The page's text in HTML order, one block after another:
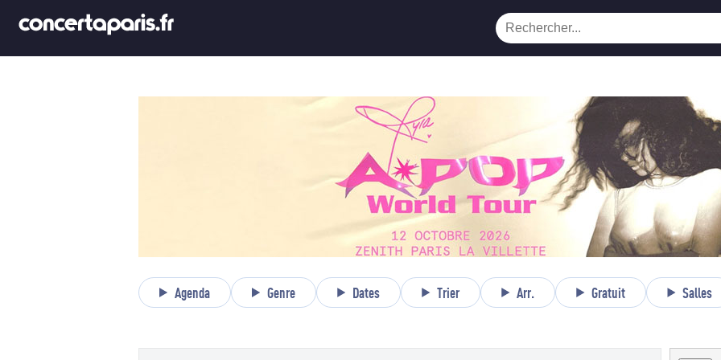
Agenda Genre Dates Trier Arr. Gratuit Salles